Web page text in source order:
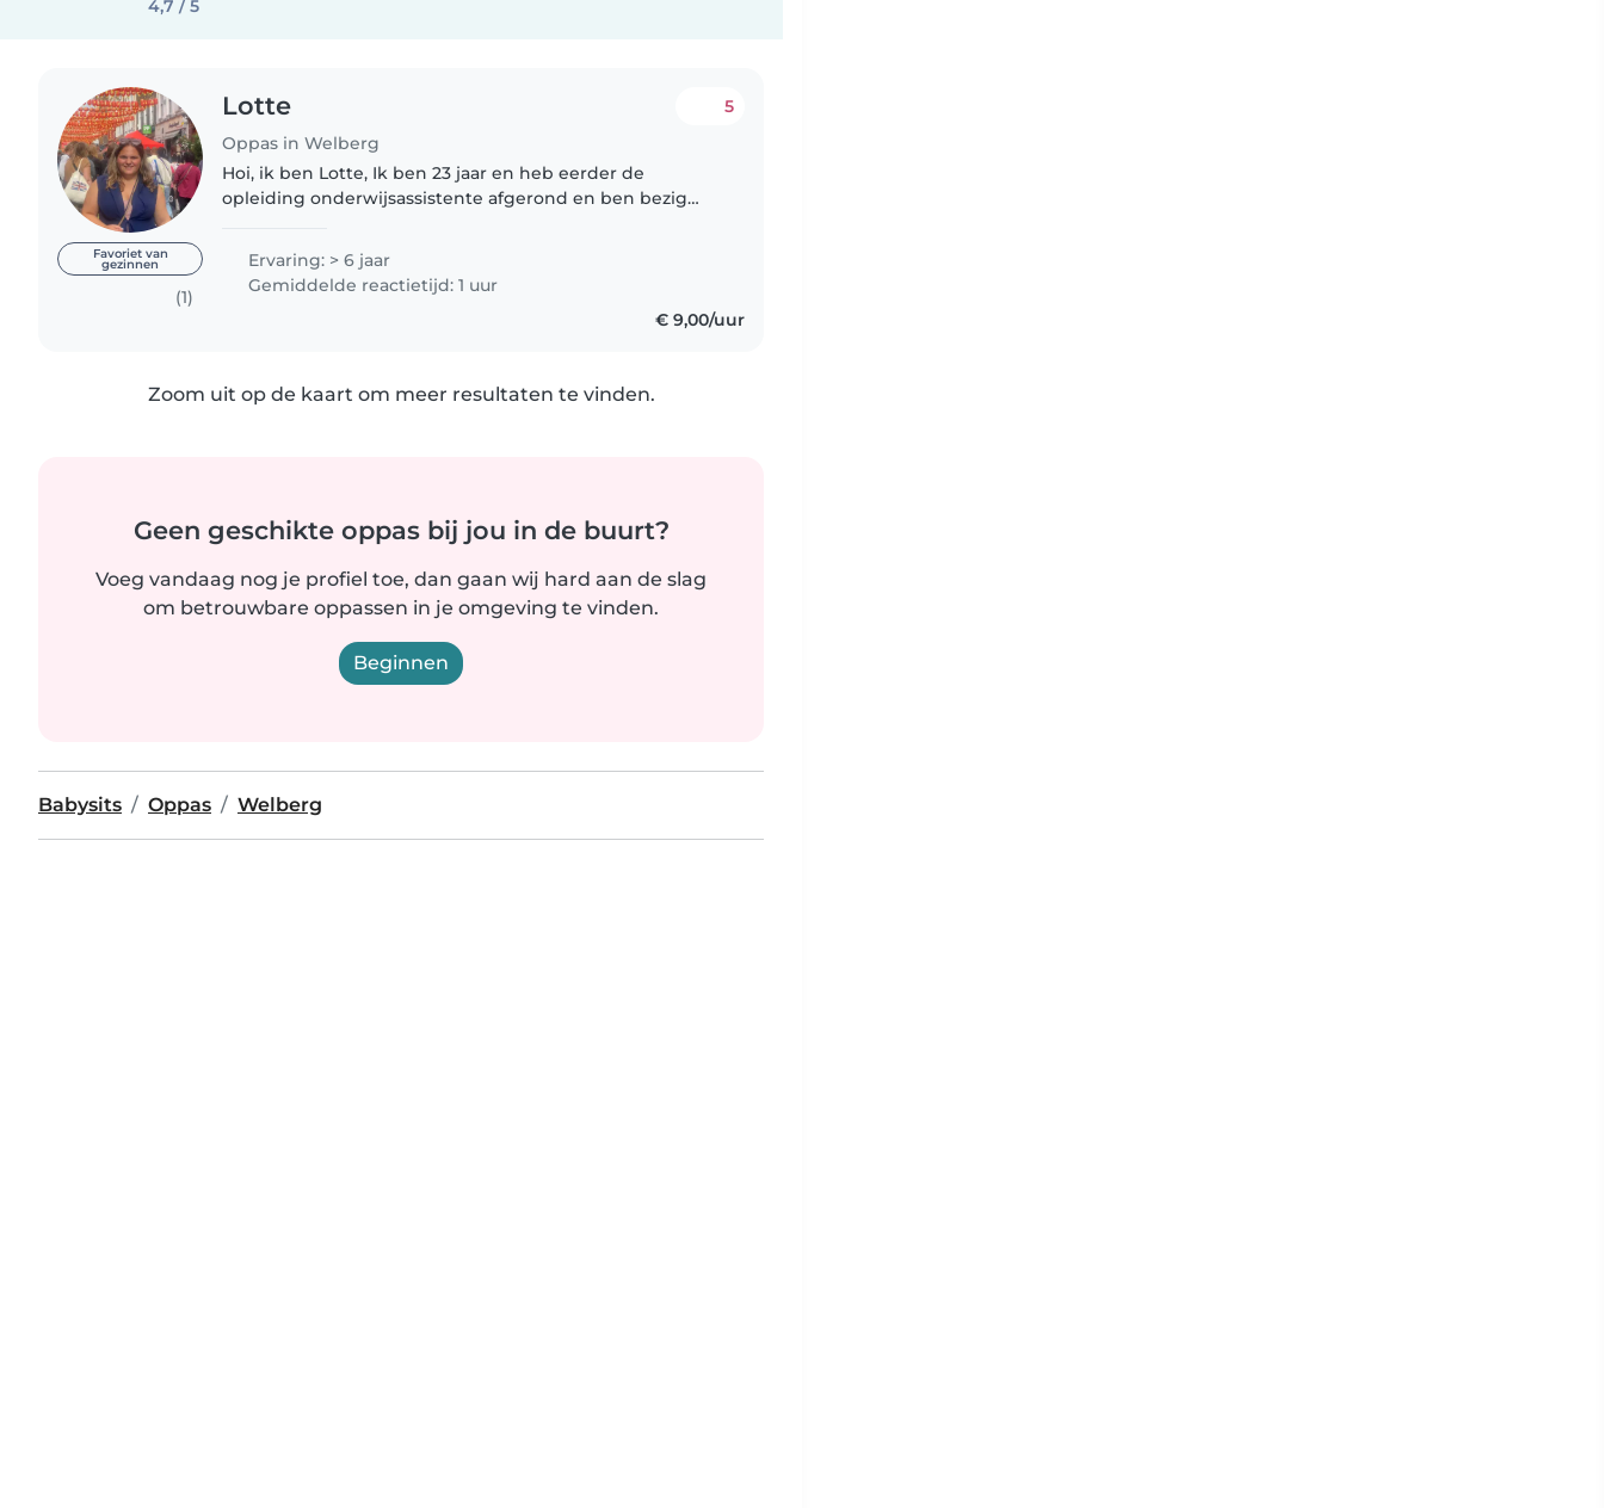
4,7 / 5
Favoriet van
gezinnen
(1)
Lotte
Oppas in Welberg
5
Hoi, ik ben Lotte, Ik ben 23 jaar en heb eerder de
opleiding onderwijsassistente afgerond en ben bezig
te passen door het contact..
Ervaring: > 6 jaar
Gemiddelde reactietijd: 1 uur
€ 9,00/uur
Zoom uit op de kaart om meer resultaten te vinden.
Geen geschikte oppas bij jou in de buurt?
Voeg vandaag nog je profiel toe, dan gaan wij hard aan de slag
om betrouwbare oppassen in je omgeving te vinden.
Beginnen
Babysits Oppas Welberg